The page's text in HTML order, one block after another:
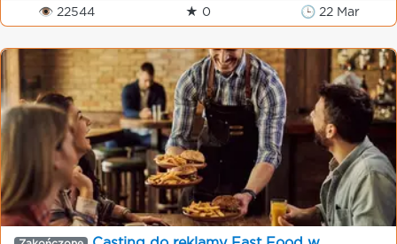
👁 22544 ★ 0 🕒 22 Mar